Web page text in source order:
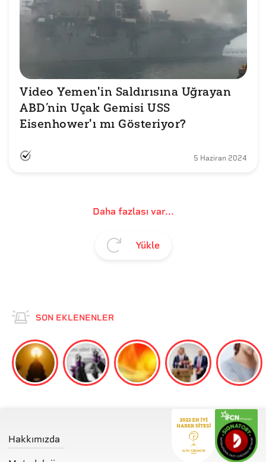
Video Yemen'in Saldırısına Uğrayan
ABD’nin Uçak Gemisi USS
Eisenhower'ı mı Gösteriyor?
5 Haziran 2024
Daha fazlası var...
Yükle
SON EKLENENLER
Hakkımızda